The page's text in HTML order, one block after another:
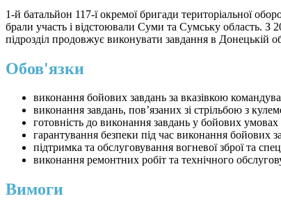
1-й батальйон 117-ї окремої бригади територіальної
брали участь і відстоювали Суми та Сумську область. З
підрозділ продовжує виконувати завдання в Донецькій
Обов'язки
виконання бойових завдань за вказівкою
виконання завдань, пов’язаних зі стрільбою з
готовність до виконання завдань у бойових умовах
гарантування безпеки під час виконання бойових
підтримка та обслуговування вогневої зброї та
виконання ремонтних робіт та технічного
Вимоги